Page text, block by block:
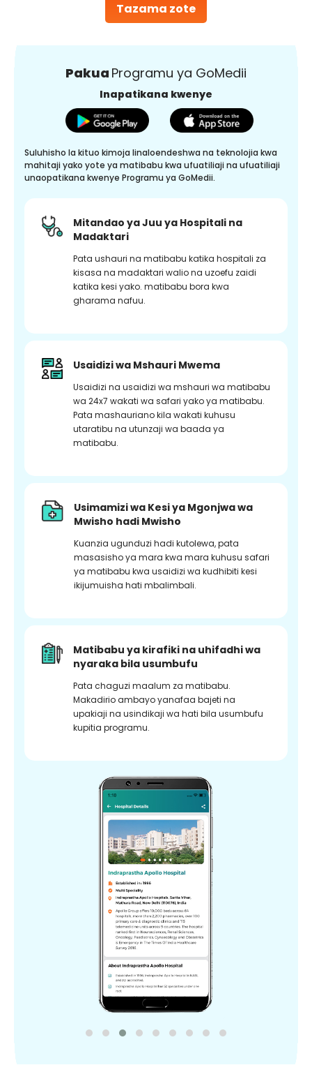
Tazama zote
Pakua Programu ya GoMedii
Inapatikana kwenye
Suluhisho la kituo kimoja linaloendeshwa na teknolojia kwa
mahitaji yako yote ya matibabu kwa ufuatiliaji na ufuatiliaji
unaopatikana kwenye Programu ya GoMedii.
Mitandao ya Juu ya Hospitali na
Madaktari
Pata ushauri na matibabu katika hospitali za
kisasa na madaktari walio na uzoefu zaidi
katika kesi yako. matibabu bora kwa
gharama nafuu.
Usaidizi wa Mshauri Mwema
Usaidizi na usaidizi wa mshauri wa matibabu
wa 24x7 wakati wa safari yako ya matibabu.
Pata mashauriano kila wakati kuhusu
utaratibu na utunzaji wa baada ya
matibabu.
Usimamizi wa Kesi ya Mgonjwa wa
Mwisho hadi Mwisho
Kuanzia ugunduzi hadi kutolewa, pata
masasisho ya mara kwa mara kuhusu safari
ya matibabu kwa usaidizi wa kudhibiti kesi
ikijumuisha hati mbalimbali.
Matibabu ya kirafiki na uhifadhi wa
nyaraka bila usumbufu
Pata chaguzi maalum za matibabu.
Makadirio ambayo yanafaa bajeti na
upakiaji na usindikaji wa hati bila usumbufu
kupitia programu.